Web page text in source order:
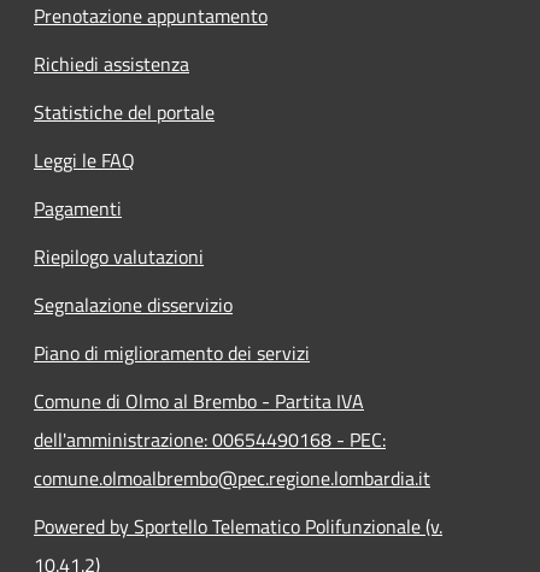
Prenotazione appuntamento
Richiedi assistenza
Statistiche del portale
Leggi le FAQ
Pagamenti
Riepilogo valutazioni
Segnalazione disservizio
Piano di miglioramento dei servizi
Comune di Olmo al Brembo - Partita IVA
dell'amministrazione: 00654490168 - PEC:
comune.olmoalbrembo@pec.regione.lombardia.it
Powered by Sportello Telematico Polifunzionale (v.
10.41.2)